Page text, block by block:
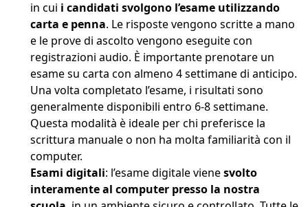
in cui i candidati svolgono l’esame utilizzando
carta e penna. Le risposte vengono scritte a mano
e le prove di ascolto vengono eseguite con
registrazioni audio. È importante prenotare un
esame su carta con almeno 4 settimane di anticipo.
Una volta completato l’esame, i risultati sono
generalmente disponibili entro 6-8 settimane.
Questa modalità è ideale per chi preferisce la
scrittura manuale o non ha molta familiarità con il
computer.
Esami digitali: l’esame digitale vienesvolto
interamente al computer presso la nostra